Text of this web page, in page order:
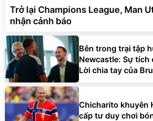
Trở lại Champions League, Man
nhận cảnh báo
Bên trong trại tập
Newcastle: Sự tích
Lời chia tay của
Chicharito khuyên
cấp tư duy chơi